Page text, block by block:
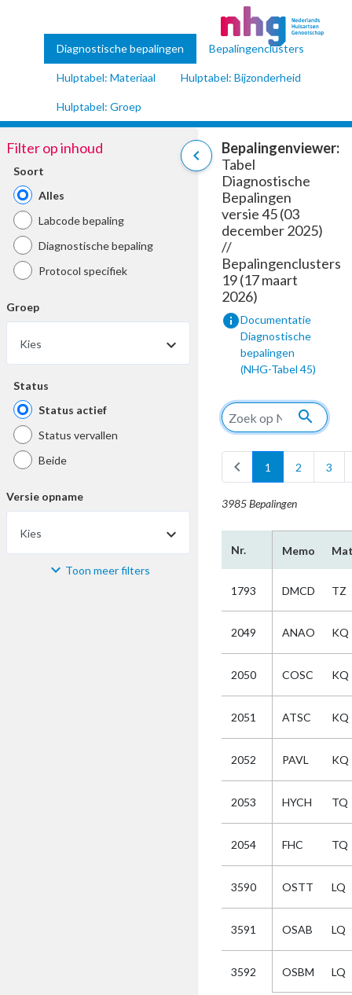
Diagnostische bepalingen Bepalingenclusters
Hulptabel: Materiaal Hulptabel: Bijzonderheid
Hulptabel: Groep
chevron_left
Filter op inhoud
Soort
Alles
Labcode bepaling
Diagnostische bepaling
Protocol specifiek
Groep
Kies
Status
Status actief
Status vervallen
Beide
Versie opname
Kies
Materiaal Toon meer filters
Bepalingenviewer:
Tabel
Diagnostische
Bepalingen
versie 45 (03
december 2025)
//
Bepalingenclusters
19 (17 maart
2026)
infoDocumentatie
Diagnostische
bepalingen
(NHG-Tabel 45)
search
chevron_left 1 2 3
3985 Bepalingen
Nr. Memo
1793 DMCD TZ
2049 ANAO KQ
2050 COSC KQ
2051 ATSC KQ
2052 PAVL KQ
2053 HYCH TQ
2054 FHC TQ
3590 OSTT LQ
3591 OSAB LQ
3592 OSBM LQ